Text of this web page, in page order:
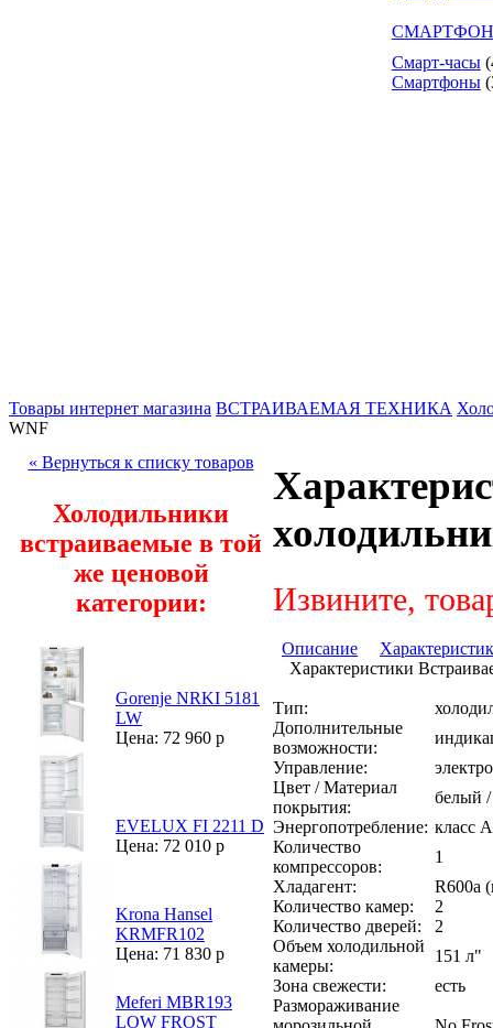
Смарт-часы
Смартфоны
Товары интернет магазина ВСТРАИВАЕМАЯ ТЕХНИКА
WNF
« Вернуться к списку товаров
Холодильники
встраиваемые в той
же ценовой
категории:
Gorenje NRKI 5181
LW
Цена: 72 960 р
EVELUX FI 2211 D
Цена: 72 010 р
Krona Hansel
KRMFR102
Цена: 71 830 р
Meferi MBR193
LOW FROST
Извините,
Описание
Характеристики
Тип:
Дополнительные
возможности:
Управление:
Цвет / Материал
покрытия:
белый /
Энергопотребление: класс
Количество
компрессоров:
1
Хладагент:
R600a
Количество камер:
2
Количество дверей:
2
Объем холодильной
камеры:
151 л"
Зона свежести:
есть
Размораживание